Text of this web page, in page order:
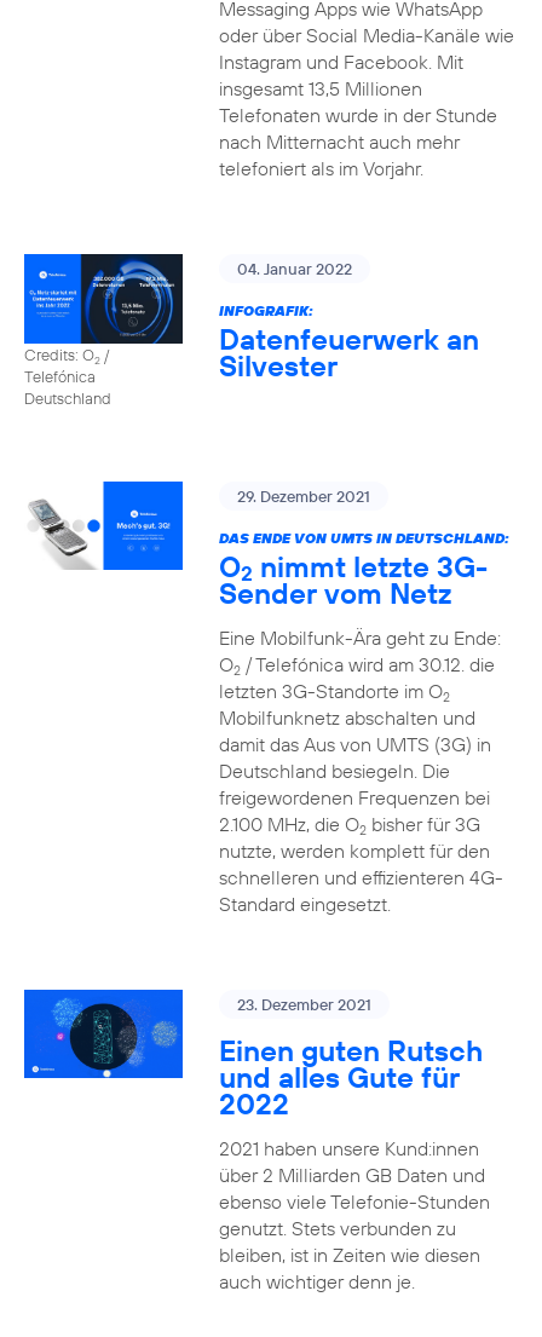
Messaging Apps wie WhatsApp
oder über Social Media-Kanäle wie
Instagram und Facebook. Mit
insgesamt 13,5 Millionen
Telefonaten wurde in der Stunde
nach Mitternacht auch mehr
telefoniert als im Vorjahr.
Credits: O2 /
Telefónica
Deutschland
04. Januar 2022
INFOGRAFIK:
Datenfeuerwerk an
Silvester
29. Dezember 2021
DAS ENDE VON UMTS IN DEUTSCHLAND:
O2 nimmt letzte 3G-
Sender vom Netz
Eine Mobilfunk-Ära geht zu Ende:
O2/ Telefónica wird am 30.12. die
letzten 3G-Standorte im O2
Mobilfunknetz abschalten und
damit das Aus von UMTS (3G) in
Deutschland besiegeln. Die
freigewordenen Frequenzen bei
2.100 MHz, die O2bisher für 3G
nutzte, werden komplett für den
schnelleren und effizienteren 4G-
Standard eingesetzt.
23. Dezember 2021
Einen guten Rutsch
und alles Gute für
2022
2021 haben unsere Kund:innen
über 2 Milliarden GB Daten und
ebenso viele Telefonie-Stunden
genutzt. Stets verbunden zu
bleiben, ist in Zeiten wie diesen
auch wichtiger denn je.